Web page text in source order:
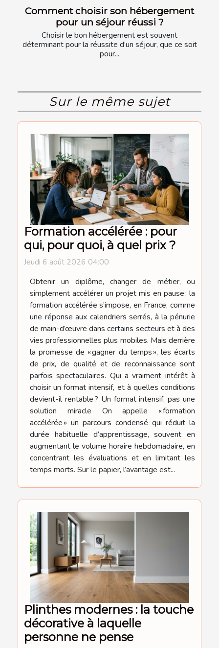
Comment choisir son hébergement
pour un séjour réussi ?
Choisir le bon hébergement est souvent
déterminant pour la réussite d’un séjour, que ce soit
pour...
Sur le même sujet
Formation accélérée : pour
qui, pour quoi, à quel prix ?
Jeudi 6 août 2026 04:00
Obtenir un diplôme, changer de métier, ou
simplement accélérer un projet mis en pause : la
formation accélérée s’impose, en France, comme
une réponse aux calendriers serrés, à la pénurie
de main-d’œuvre dans certains secteurs et à des
vies professionnelles plus mobiles. Mais derrière
la promesse de « gagner du temps », les écarts
de prix, de qualité et de reconnaissance sont
parfois spectaculaires. Qui a vraiment intérêt à
choisir un format intensif, et à quelles conditions
devient-il rentable ? Un format intensif, pas une
solution miracle On appelle « formation
accélérée » un parcours condensé qui réduit la
durée habituelle d’apprentissage, souvent en
augmentant le volume horaire hebdomadaire, en
concentrant les évaluations et en limitant les
temps morts. Sur le papier, l’avantage est...
Plinthes modernes : la touche
décorative à laquelle
personne ne pense